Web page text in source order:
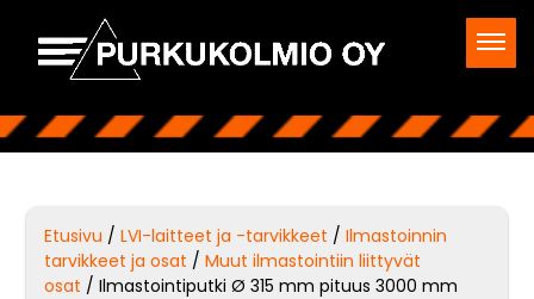
Etusivu /LVI-laitteet ja -tarvikkeet /Ilmastoinnin
tarvikkeet ja osat /Muut ilmastointiin liittyvät
osat / Ilmastointiputki Ø 315 mm pituus 3000 mm